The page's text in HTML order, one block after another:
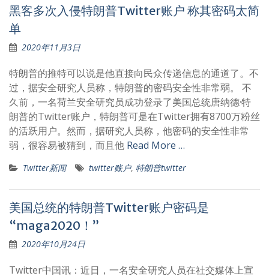
黑客多次入侵特朗普Twitter账户 称其密码太简
单
2020年11月3日
特朗普的推特可以说是他直接向民众传递信息的通道了。不
过，据安全研究人员称，特朗普的密码安全性非常弱。 不
久前，一名荷兰安全研究员成功登录了美国总统唐纳德·特
朗普的Twitter账户，特朗普可是在Twitter拥有8700万粉丝
的活跃用户。然而，据研究人员称，他密码的安全性非常
弱，很容易被猜到，而且他 Read More …
Twitter新闻 twitter账户, 特朗普twitter
美国总统的特朗普Twitter账户密码是
“maga2020！”
2020年10月24日
Twitter中国讯：近日，一名安全研究人员在社交媒体上宣